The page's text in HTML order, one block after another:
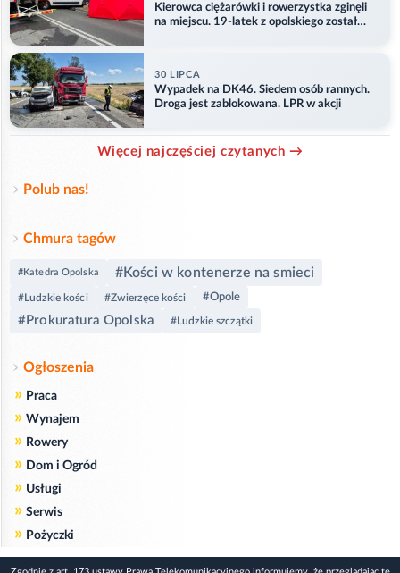
Kierowca ciężarówki i rowerzystka zginęli
na miejscu. 19-latek z opolskiego został
30 LIPCA
Wypadek na DK46. Siedem osób rannych.
Droga jest zablokowana. LPR w akcji
Więcej najczęściej czytanych →
Polub nas!
Chmura tagów
#Katedra Opolska #Kości w kontenerze na smieci
#Ludzkie kości #Zwierzęce kości #Opole
#Prokuratura Opolska #Ludzkie szczątki
Ogłoszenia
» Praca
» Wynajem
» Rowery
» Dom i Ogród
» Usługi
» Serwis
» Pożyczki